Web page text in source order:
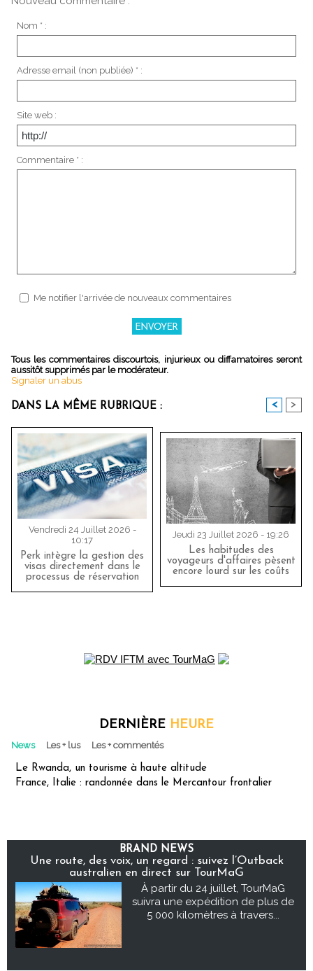
Nom * :
Adresse email (non publiée) * :
Site web :
Commentaire * :
Me notifier l'arrivée de nouveaux commentaires
Tous les commentaires discourtois, injurieux ou diffamatoires seront
aussitôt supprimés par le modérateur.
Signaler un abus
DANS LA MÊME RUBRIQUE : < >
Vendredi 24 Juillet 2026 -
10:17
Perk intègre la gestion des
visas directement dans le
processus de réservation
Jeudi 23 Juillet 2026 - 19:26
Les habitudes des
voyageurs d'affaires pèsent
encore lourd sur les coûts
DERNIÈRE HEURE
News Les + lus Les + commentés
Le Rwanda, un tourisme à haute altitude
France, Italie : randonnée dans le Mercantour frontalier
BRAND NEWS
Une route, des voix, un regard : suivez l’Outback
australien en direct sur TourMaG
À partir du 24 juillet, TourMaG
suivra une expédition de plus de
5 000 kilomètres à travers...